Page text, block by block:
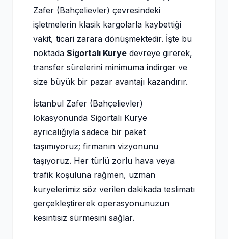
Zafer (Bahçelievler) çevresindeki
işletmelerin klasik kargolarla kaybettiği
vakit, ticari zarara dönüşmektedir. İşte bu
noktada Sigortalı Kurye devreye girerek,
transfer sürelerini minimuma indirger ve
size büyük bir pazar avantajı kazandırır.
İstanbul Zafer (Bahçelievler)
lokasyonunda Sigortalı Kurye
ayrıcalığıyla sadece bir paket
taşımıyoruz; firmanın vizyonunu
taşıyoruz. Her türlü zorlu hava veya
trafik koşuluna rağmen, uzman
kuryelerimiz söz verilen dakikada teslimatı
gerçekleştirerek operasyonunuzun
kesintisiz sürmesini sağlar.